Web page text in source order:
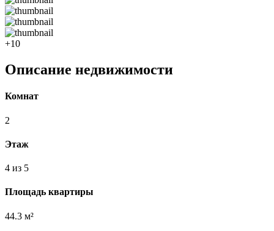
+10
Описание недвижимости
Комнат
2
Этаж
4 из 5
Площадь квартиры
44.3 м²